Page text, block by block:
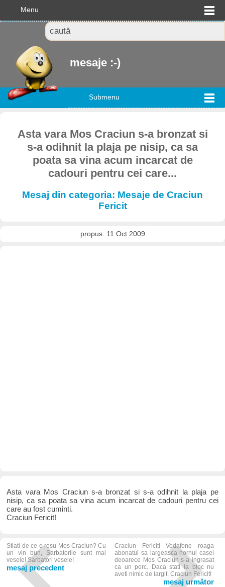
Menu
mesaje :-)
Submenu
Asta vara Mos Craciun s-a bronzat si
s-a odihnit la plaja pe nisip, ca sa
poata sa vina acum incarcat de
cadouri pentru cei care...
Mesaj din categoria: Mesaje de Craciun
Fericit
propus: 11 Oct 2009
Asta vara Mos Craciun s-a bronzat si s-a odihnit la plaja pe
nisip, ca sa poata sa vina acum incarcat de cadouri pentru cei
care au fost cuminti.
Craciun Fericit!
Stiati de ce e rosu Mos Craciun? Cu
un vin bun, Sarbatorile sunt mai
vesele! Sarbatori vesele!
mesaj precedent
Craciun Fericit! Vodafone roaga
abonatul sa largeasca hornul casei
deoarece Mos Craciun s-a ingrasat
ca un porc. Daca stati la bloc nu
aveti nimic de largit. Craciun Fericit!
mesaj următor